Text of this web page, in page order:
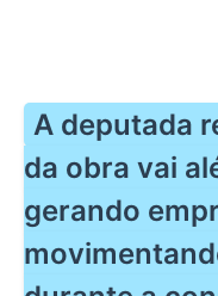
A deputada
da obra vai
gerando